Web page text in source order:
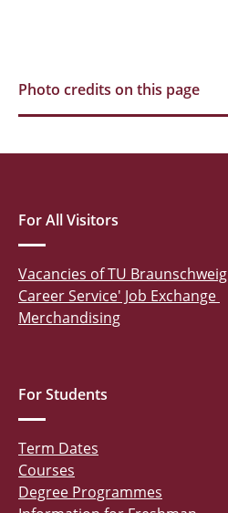
Photo credits on this page
For All Visitors
Vacancies of TU Braunschweig
Career Service' Job Exchange
Merchandising
For Students
Term Dates
Courses
Degree Programmes